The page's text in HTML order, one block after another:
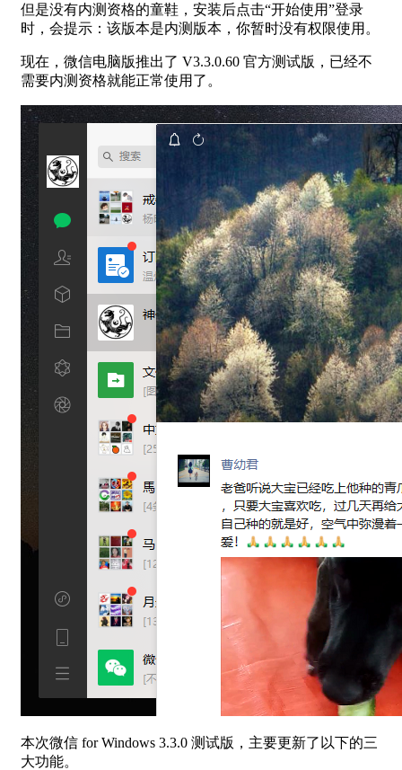
但是没有内测资格的童鞋，安装后点击“开始使用”登录
时，会提示：该版本是内测版本，你暂时没有权限使用。
现在，微信电脑版推出了 V3.3.0.60 官方测试版，已经不
需要内测资格就能正常使用了。
本次微信 for Windows 3.3.0 测试版，主要更新了以下的三
大功能。